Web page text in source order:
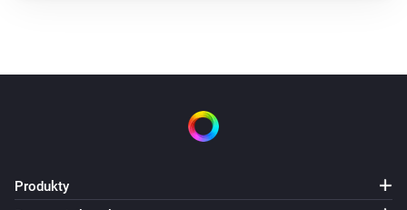
Produkty